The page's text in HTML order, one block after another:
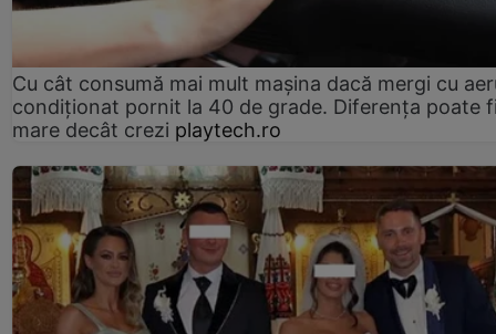
Cu cât consumă mai mult mașina dacă mergi cu
condiționat pornit la 40 de grade. Diferența poate
mare decât crezi playtech.ro